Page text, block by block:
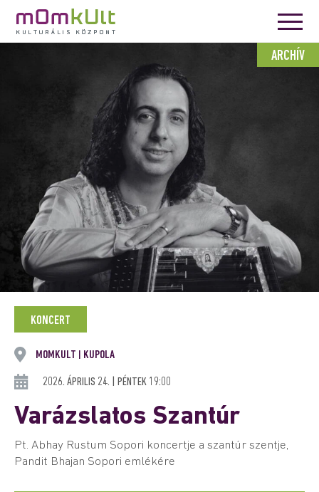
ARCHÍV
KONCERT
MOMKULT KUPOLA
2026. ÁPRILIS 24. | PÉNTEK 19:00
Varázslatos Szantúr
Pt. Abhay Rustum Sopori koncertje a szantúr szentje,
Pandit Bhajan Sopori emlékére